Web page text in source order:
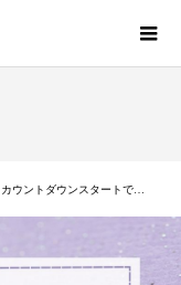
ウントダウンスタートです！